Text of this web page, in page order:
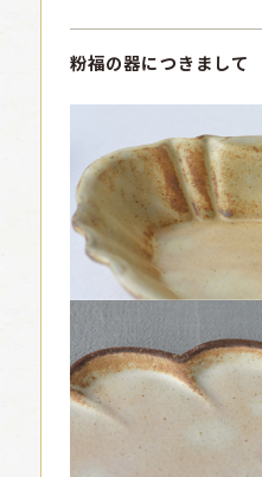
粉福の器につきまして